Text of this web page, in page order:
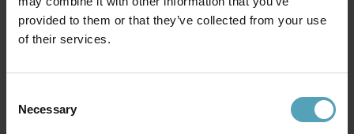
provided to them or that they’ve collected from your use
of their services.
Selection
Necessary
KAMPANJ KAMPANJ